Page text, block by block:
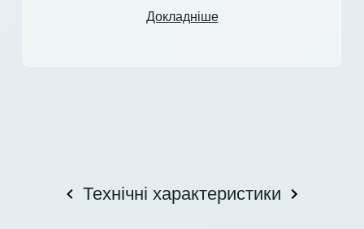
Докладніше
Технічні характеристики